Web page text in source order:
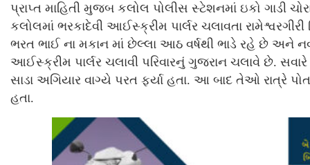
પ્રાપ્ત માહિતી મુજબ કલોલ પોલીસ સ્ટેશનમાં ઇકો ગાડી
કલોલમાં ભરકાદેવી આઈસ્ક્રીમ પાર્લર ચલાવતા રામેશ્વરગીરી
ભરત ભાઈ ના મકાન માં છેલ્લા આઠ વર્ષથી ભાડે રહે છે અને
આઈસ્ક્રીમ પાર્લર ચલાવી પરિવારનું ગુજરાન ચલાવે છે.
સાડા અગિયાર વાગ્યે પરત ફર્યા હતા. આ બાદ તેઓ રાત્રે
હતા.